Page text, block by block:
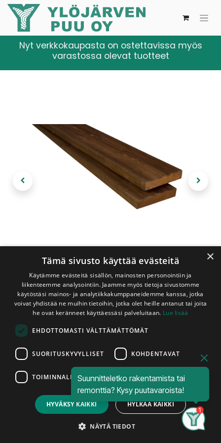
Price:
3,15€
Add to Cart
Account
Nyt verkkokaupasta on ostettavissa myös
varastossa olevat tuotteet
Terassilauta Kestopuu Ruskea 28x145 mm Uritettu
Terassilauta Kestopuu Ruskea
28x145 mm Uritettu
Höylätty, AB-Luokka
Täysisärmäinen höylätty ruskeaksi
kyllästetty uritettu terassilauta. Tämän
tuotteen kyllästysluokka on AB.
Suunnitteletko rakentamista tai
remonttia? Kysy puutavaroista!
×
Tämä sivusto käyttää evästeitä
Käytämme evästeitä sisällön, mainosten personointiin ja
liikenteemme analysointiin. Jaamme myös tietoja sivustomme
käytöstäsi mainos- ja analytiikkakumppaneidemme kanssa, jotka
voivat yhdistää ne muihin tietoihin, jotka olet heille antanut tai joita
he ovat keränneet käyttäessäsi palveluitaan. Lue lisää
EHDOTTOMASTI VÄLTTÄMÄTTÖMÄT
SUORITUSKYVYLLISET KOHDENTAVAT
TOIMINNALLISET
HYVÄKSY KAIKKI HYLKÄÄ KAIKKI
NÄYTÄ TIEDOT